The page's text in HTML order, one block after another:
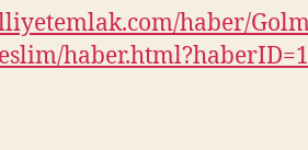
haber/